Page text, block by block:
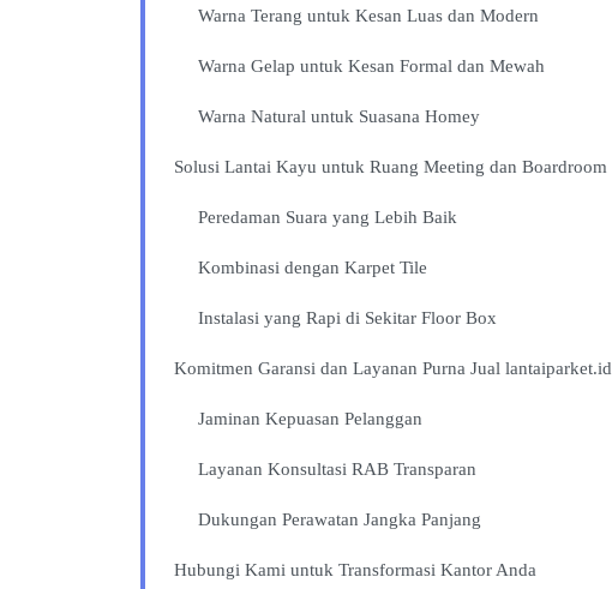
Warna Terang untuk Kesan Luas dan Modern
Warna Gelap untuk Kesan Formal dan Mewah
Warna Natural untuk Suasana Homey
Solusi Lantai Kayu untuk Ruang Meeting dan Boardroom
Peredaman Suara yang Lebih Baik
Kombinasi dengan Karpet Tile
Instalasi yang Rapi di Sekitar Floor Box
Komitmen Garansi dan Layanan Purna Jual lantaiparket.id
Jaminan Kepuasan Pelanggan
Layanan Konsultasi RAB Transparan
Dukungan Perawatan Jangka Panjang
Hubungi Kami untuk Transformasi Kantor Anda